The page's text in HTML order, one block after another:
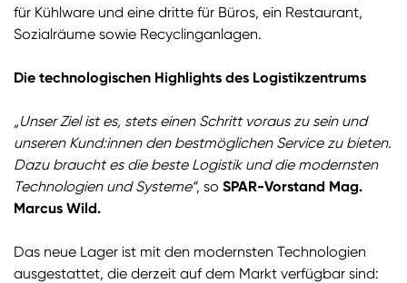
für Kühlware und eine dritte für Büros, ein Restaurant,
Sozialräume sowie Recyclinganlagen.
Die technologischen Highlights des Logistikzentrums
„Unser Ziel ist es, stets einen Schritt voraus zu sein und
unseren Kund:innen den bestmöglichen Service zu bieten.
Dazu braucht es die beste Logistik und die modernsten
Technologien und Systeme“, so SPAR-Vorstand Mag.
Marcus Wild.
Das neue Lager ist mit den modernsten Technologien
ausgestattet, die derzeit auf dem Markt verfügbar sind: